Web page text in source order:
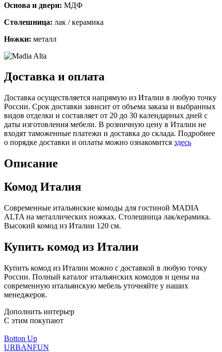
Основа и двери: МДФ
Столешница: лак / керамика
Ножки: металл
Доставка и оплата
Доставка осуществляется напрямую из Италии в любую точку
России. Срок доставки зависит от объема заказа и выбранных
видов отделки и составляет от 20 до 30 календарных дней с
даты изготовления мебели. В розничную цену в Италии не
входят таможенные платежи и доставка до склада. Подробнее
о порядке доставки и оплаты можно ознакомится здесь
Описание
Комод Италия
Современные итальянские комоды для гостиной MADIA
ALTA на металлических ножках. Столешница лак/керамика.
Высокий комод из Италии 120 см.
Купить комод из Италии
Купить комод из Италии можно с доставкой в любую точку
России. Полный каталог итальянских комодов и цены на
современную итальянскую мебель уточняйте у наших
менеджеров.
Дополнить интерьер
С этим покупают
Botton Up
URBANFUN